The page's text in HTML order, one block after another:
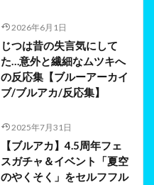
2026年6月1日
じつは昔の失言気にして
た…意外と繊細なムツキへ
の反応集【ブルーアーカイ
ブ/ブルアカ/反応集】
2025年7月31日
【ブルアカ】4.5周年フェ
スガチャ＆イベント「夏空
のやくそく」をセルフフル